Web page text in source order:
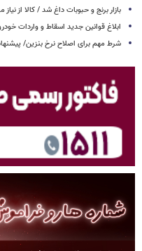
بازار برنج و حبوبات داغ شد / کالا از
ابلاغ قوانین جدید اسقاط و واردات خودرو در ۱۴۰۵/ محدودیت تردد و سوخت‌رسانی به
شرط مهم برای اصلاح نرخ بنزین/